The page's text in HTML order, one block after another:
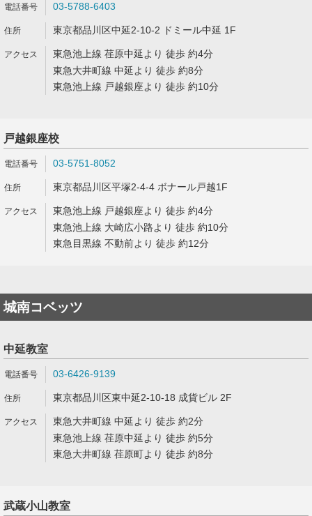
03-5788-6403
東京都品川区中延2-10-2 ドミール中延 1F
東急池上線 荏原中延より 徒歩 約4分
東急大井町線 中延より 徒歩 約8分
東急池上線 戸越銀座より 徒歩 約10分
戸越銀座校
03-5751-8052
東京都品川区平塚2-4-4 ボナール戸越1F
東急池上線 戸越銀座より 徒歩 約4分
東急池上線 大崎広小路より 徒歩 約10分
東急目黒線 不動前より 徒歩 約12分
城南コベッツ
中延教室
03-6426-9139
東京都品川区東中延2-10-18 成貨ビル 2F
東急大井町線 中延より 徒歩 約2分
東急池上線 荏原中延より 徒歩 約5分
東急大井町線 荏原町より 徒歩 約8分
武蔵小山教室